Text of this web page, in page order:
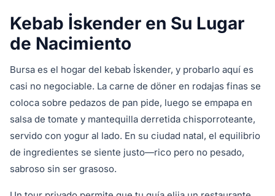
Kebab İskender en Su Lugar
de Nacimiento
Bursa es el hogar del kebab İskender, y probarlo aquí es
casi no negociable. La carne de döner en rodajas finas se
coloca sobre pedazos de pan pide, luego se empapa en
salsa de tomate y mantequilla derretida chisporroteante,
servido con yogur al lado. En su ciudad natal, el equilibrio
de ingredientes se siente justo—rico pero no pesado,
sabroso sin ser grasoso.